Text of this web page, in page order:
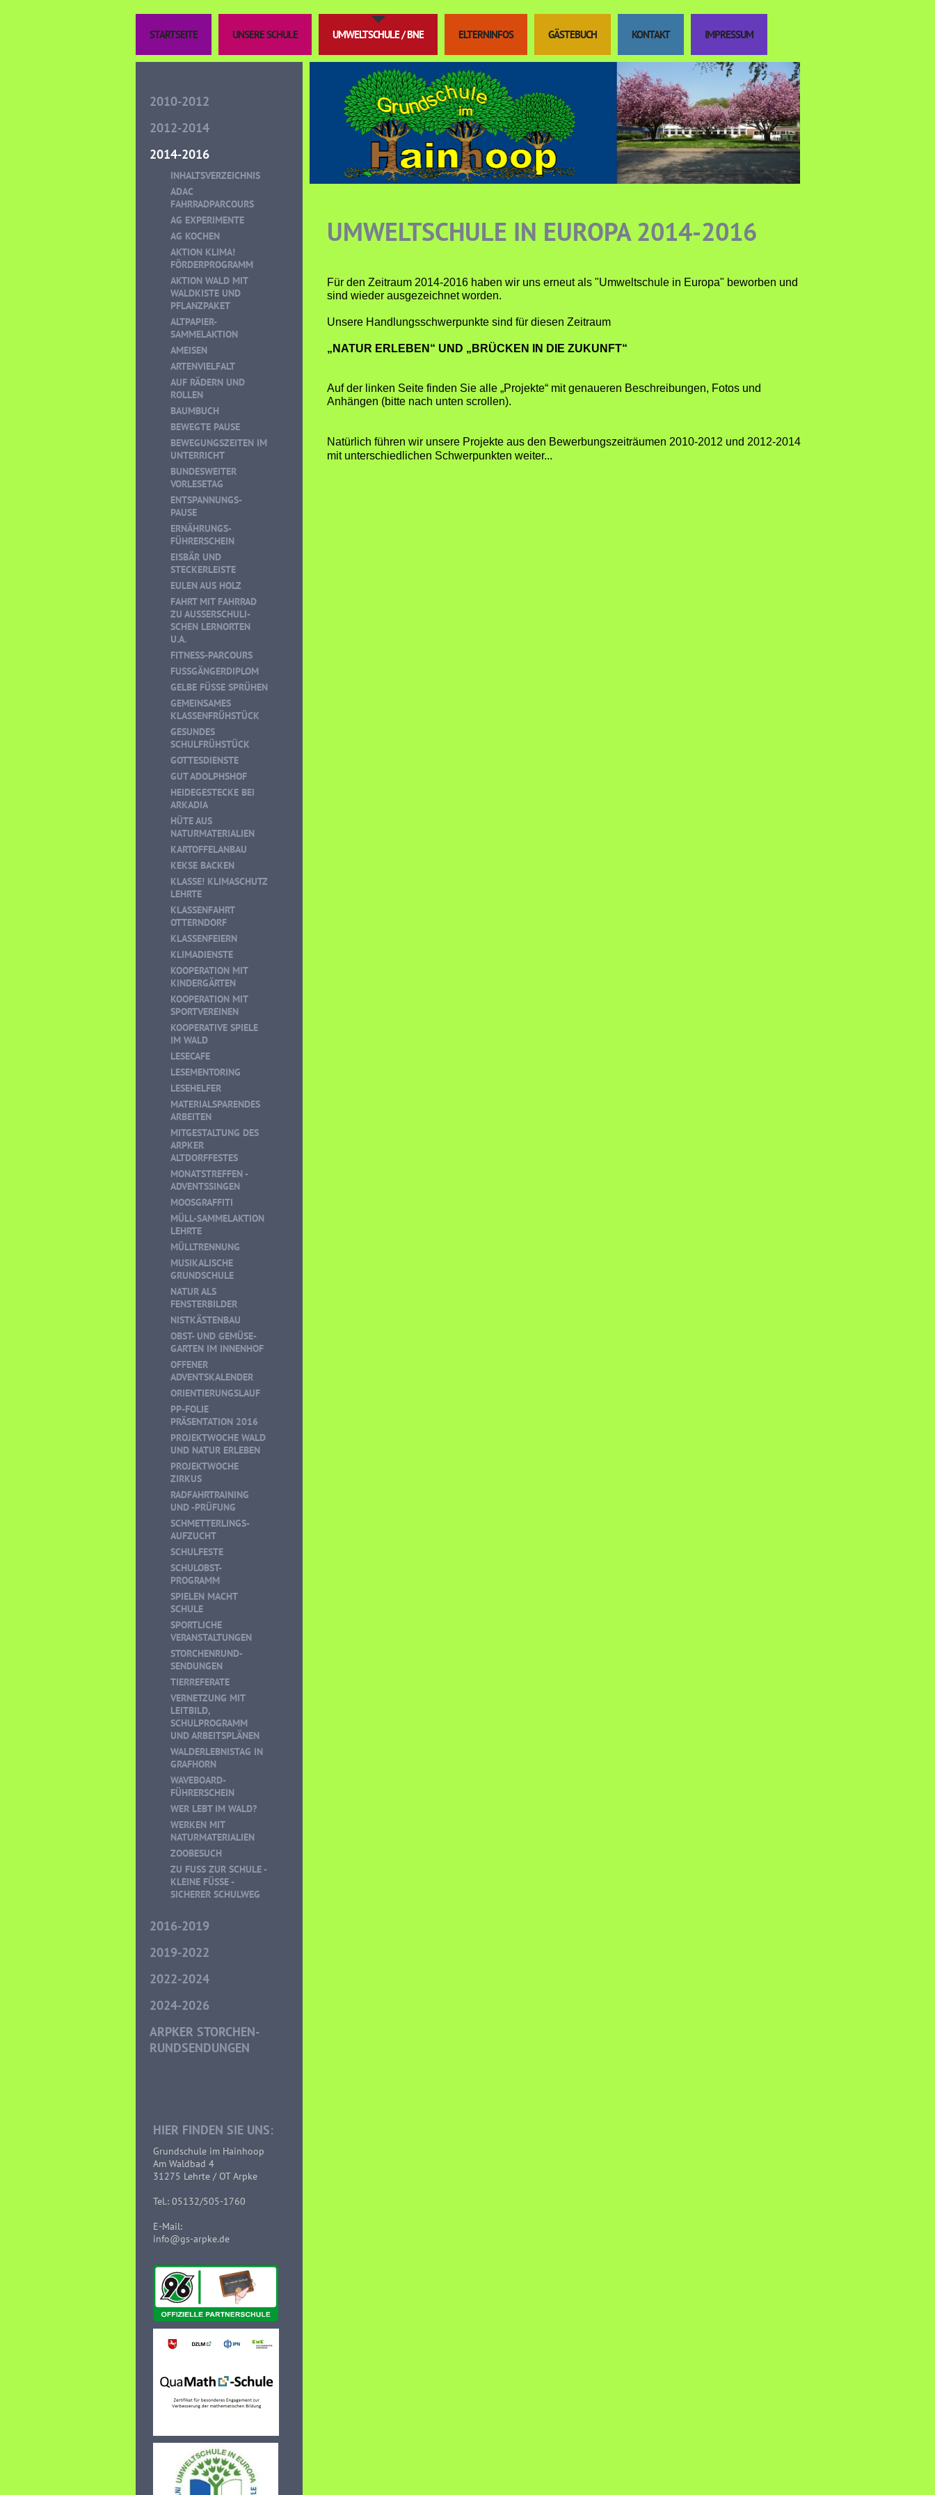
STARTSEITE UNSERE SCHULE UMWELTSCHULE / BNE ELTERNINFOS GÄSTEBUCH KONTAKT IMPRESSUM
2010-2012
2012-2014
2014-2016
INHALTSVERZEICHNIS
ADAC
FAHRRADPARCOURS
AG EXPERIMENTE
AG KOCHEN
AKTION KLIMA!
FÖRDERPROGRAMM
AKTION WALD MIT
WALDKISTE UND
PFLANZPAKET
ALTPAPIER-
SAMMELAKTION
AMEISEN
ARTENVIELFALT
AUF RÄDERN UND
ROLLEN
BAUMBUCH
BEWEGTE PAUSE
BEWEGUNGSZEITEN IM
UNTERRICHT
BUNDESWEITER
VORLESETAG
ENTSPANNUNGS-
PAUSE
ERNÄHRUNGS-
FÜHRERSCHEIN
EISBÄR UND
STECKERLEISTE
EULEN AUS HOLZ
FAHRT MIT FAHRRAD
ZU AUSSERSCHULI-S
CHEN LERNORTEN U
.A.
FITNESS-PARCOURS
FUSSGÄNGERDIPLOM
GELBE FÜSSE SPRÜHEN
GEMEINSAMES
KLASSENFRÜHSTÜCK
GESUNDES
SCHULFRÜHSTÜCK
GOTTESDIENSTE
GUT ADOLPHSHOF
HEIDEGESTECKE BEI
ARKADIA
HÜTE AUS
NATURMATERIALIEN
KARTOFFELANBAU
KEKSE BACKEN
KLASSE! KLIMASCHUTZ
LEHRTE
KLASSENFAHRT
OTTERNDORF
KLASSENFEIERN
KLIMADIENSTE
KOOPERATION MIT
KINDERGÄRTEN
KOOPERATION MIT
SPORTVEREINEN
KOOPERATIVE SPIELE
IM WALD
LESECAFE
LESEMENTORING
LESEHELFER
MATERIALSPARENDES
ARBEITEN
MITGESTALTUNG DES
ARPKER
ALTDORFFESTES
MONATSTREFFEN -
ADVENTSSINGEN
MOOSGRAFFITI
MÜLL-SAMMELAKTION
LEHRTE
MÜLLTRENNUNG
MUSIKALISCHE
GRUNDSCHULE
NATUR ALS
FENSTERBILDER
NISTKÄSTENBAU
OBST- UND GEMÜSE-
GARTEN IM INNENHOF
OFFENER
ADVENTSKALENDER
ORIENTIERUNGSLAUF
PP-FOLIE
PRÄSENTATION 2016
PROJEKTWOCHE WALD
UND NATUR ERLEBEN
PROJEKTWOCHE
ZIRKUS
RADFAHRTRAINING
UND -PRÜFUNG
SCHMETTERLINGS-
AUFZUCHT
SCHULFESTE
SCHULOBST-
PROGRAMM
SPIELEN MACHT
SCHULE
SPORTLICHE
VERANSTALTUNGEN
STORCHENRUND-
SENDUNGEN
TIERREFERATE
VERNETZUNG MIT
LEITBILD,
SCHULPROGRAMM
UND ARBEITSPLÄNEN
WALDERLEBNISTAG IN
GRAFHORN
WAVEBOARD-
FÜHRERSCHEIN
WER LEBT IM WALD?
WERKEN MIT
NATURMATERIALIEN
ZOOBESUCH
ZU FUSS ZUR SCHULE - K
LEINE FÜSSE - SI
CHERER SCHULWEG
2016-2019
2019-2022
2022-2024
2024-2026
ARPKER STORCHEN-
RUNDSENDUNGEN
HIER FINDEN SIE UNS:
Grundschule im Hainhoop
Am Waldbad 4
31275 Lehrte / OT Arpke
Tel.: 05132/505-1760
E-Mail:
info@gs-arpke.de
UMWELTSCHULE IN EUROPA 2014-2016
Für den Zeitraum 2014-2016 haben wir uns erneut als "Umweltschule in Europa" beworben und
sind wieder ausgezeichnet worden.
Unsere Handlungsschwerpunkte sind für diesen Zeitraum
„NATUR ERLEBEN“ UND „BRÜCKEN IN DIE ZUKUNFT“
Auf der linken Seite finden Sie alle „Projekte“ mit genaueren Beschreibungen, Fotos und
Anhängen (bitte nach unten scrollen).
Natürlich führen wir unsere Projekte aus den Bewerbungszeiträumen 2010-2012 und 2012-2014
mit unterschiedlichen Schwerpunkten weiter...